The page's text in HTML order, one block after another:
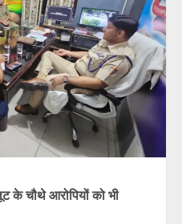
के चौथे आरोपियों को भी